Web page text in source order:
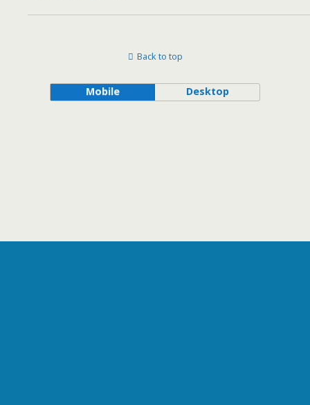
Back to top
Mobile Desktop